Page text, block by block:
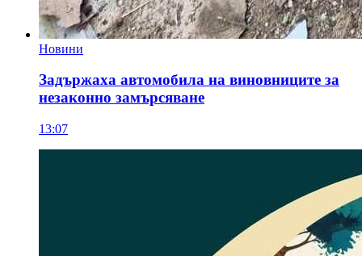
Новини
Задържаха автомобила на виновниците за
незаконно замърсяване
13:07